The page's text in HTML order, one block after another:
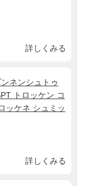
詳しくみる
ネンシュトゥ
トロッケン コ
ッケネ シュミッ
詳しくみる